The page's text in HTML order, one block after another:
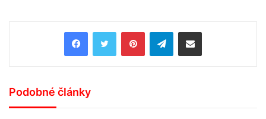
PinterestTelegramShare via Email
Podobné články